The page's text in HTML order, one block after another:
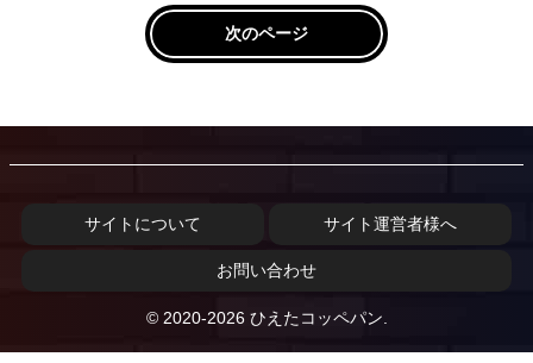
次のページ
サイトについて サイト運営者様へ
お問い合わせ
© 2020-2026 ひえたコッペパン.